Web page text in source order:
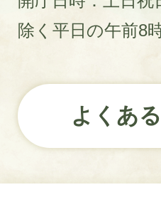
除く平日の午前8
よくあ